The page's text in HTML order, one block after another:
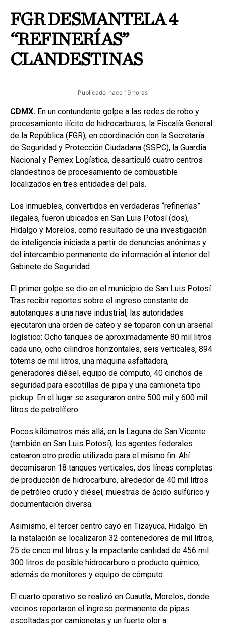
FGR DESMANTELA 4
“REFINERÍAS”
CLANDESTINAS
Publicado hace 19 horas
CDMX. En un contundente golpe a las redes de robo y
procesamiento ilícito de hidrocarburos, la Fiscalía General
de la República (FGR), en coordinación con la Secretaría
de Seguridad y Protección Ciudadana (SSPC), la Guardia
Nacional y Pemex Logística, desarticuló cuatro centros
clandestinos de procesamiento de combustible
localizados en tres entidades del país.
Los inmuebles, convertidos en verdaderas “refinerías”
ilegales, fueron ubicados en San Luis Potosí (dos),
Hidalgo y Morelos, como resultado de una investigación
de inteligencia iniciada a partir de denuncias anónimas y
del intercambio permanente de información al interior del
Gabinete de Seguridad.
El primer golpe se dio en el municipio de San Luis Potosí.
Tras recibir reportes sobre el ingreso constante de
autotanques a una nave industrial, las autoridades
ejecutaron una orden de cateo y se toparon con un arsenal
logístico: Ocho tanques de aproximadamente 80 mil litros
cada uno, ocho cilindros horizontales, seis verticales, 894
tótems de mil litros, una máquina asfaltadora,
generadores diésel, equipo de cómputo, 40 cinchos de
seguridad para escotillas de pipa y una camioneta tipo
pickup. En el lugar se aseguraron entre 500 mil y 600 mil
litros de petrolífero.
Pocos kilómetros más allá, en la Laguna de San Vicente
(también en San Luis Potosí), los agentes federales
catearon otro predio utilizado para el mismo fin. Ahí
decomisaron 18 tanques verticales, dos líneas completas
de producción de hidrocarburo, alrededor de 40 mil litros
de petróleo crudo y diésel, muestras de ácido sulfúrico y
documentación diversa.
Asimismo, el tercer centro cayó en Tizayuca, Hidalgo. En
la instalación se localizaron 32 contenedores de mil litros,
25 de cinco mil litros y la impactante cantidad de 456 mil
300 litros de posible hidrocarburo o producto químico,
además de monitores y equipo de cómputo.
El cuarto operativo se realizó en Cuautla, Morelos, donde
vecinos reportaron el ingreso permanente de pipas
escoltadas por camionetas y un fuerte olor a